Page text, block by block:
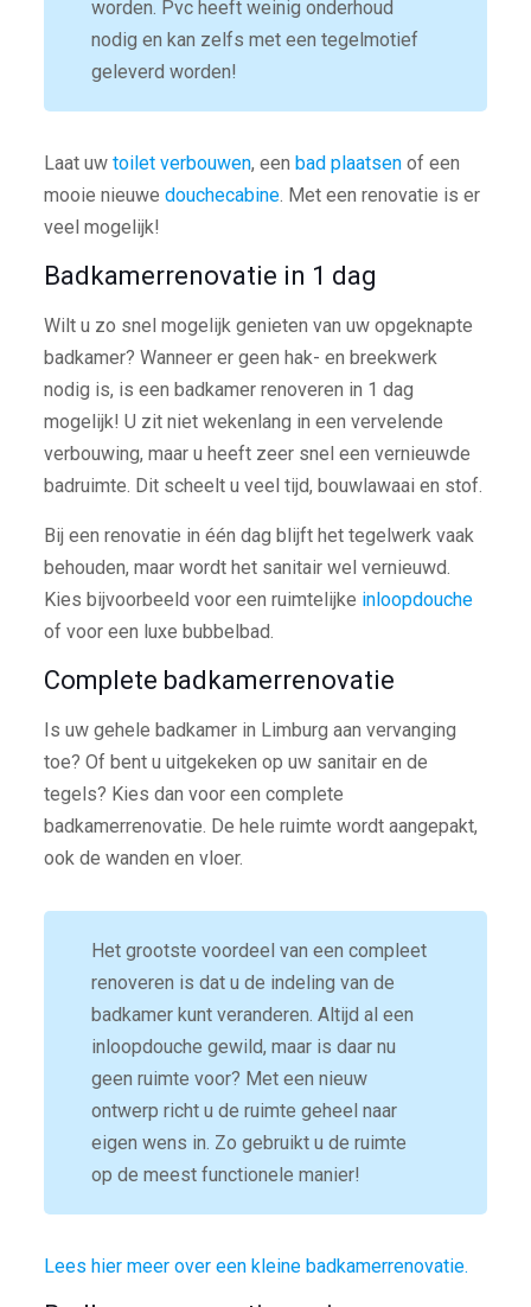
worden. Pvc heeft weinig onderhoud
nodig en kan zelfs met een tegelmotief
geleverd worden!
Laat uw toilet verbouwen, een bad plaatsenof een
mooie nieuwe douchecabine. Met een renovatie is er
veel mogelijk!
Badkamerrenovatie in 1 dag
Wilt u zo snel mogelijk genieten van uw opgeknapte
badkamer? Wanneer er geen hak- en breekwerk
nodig is, is een badkamer renoveren in 1 dag
mogelijk! U zit niet wekenlang in een vervelende
verbouwing, maar u heeft zeer snel een vernieuwde
badruimte. Dit scheelt u veel tijd, bouwlawaai en stof.
Bij een renovatie in één dag blijft het tegelwerk vaak
behouden, maar wordt het sanitair wel vernieuwd.
Kies bijvoorbeeld voor een ruimtelijke inloopdouche
of voor een luxe bubbelbad.
Complete badkamerrenovatie
Is uw gehele badkamer in Limburg aan vervanging
toe? Of bent u uitgekeken op uw sanitair en de
tegels? Kies dan voor een complete
badkamerrenovatie. De hele ruimte wordt aangepakt,
ook de wanden en vloer.
Het grootste voordeel van een compleet
renoveren is dat u de indeling van de
badkamer kunt veranderen. Altijd al een
inloopdouche gewild, maar is daar nu
geen ruimte voor? Met een nieuw
ontwerp richt u de ruimte geheel naar
eigen wens in. Zo gebruikt u de ruimte
op de meest functionele manier!
Lees hier meer over een kleine badkamerrenovatie.